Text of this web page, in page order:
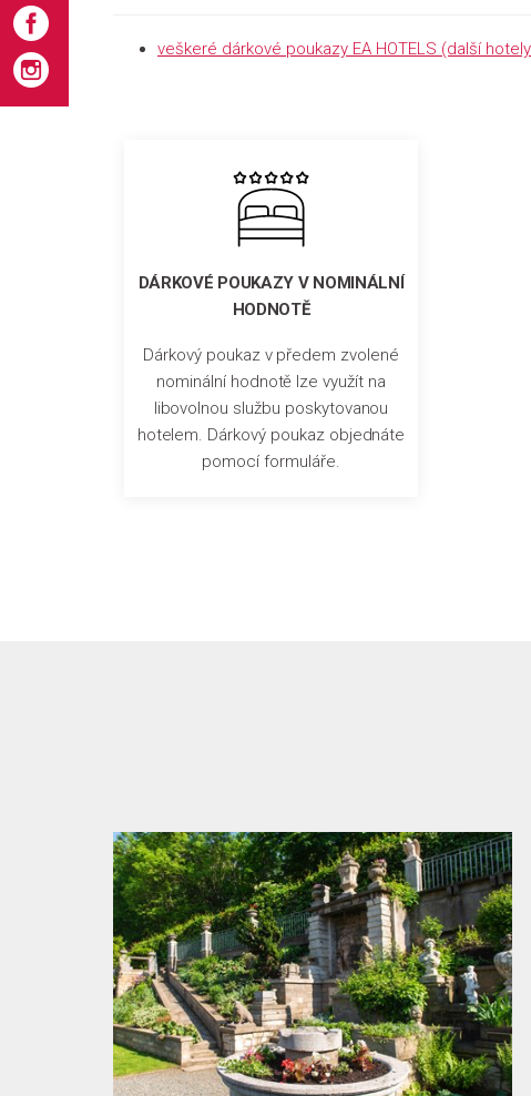
veškeré dárkové poukazy EA HOTELS (další
DÁRKOVÉ POUKAZY V NOMINÁLNÍ
HODNOTĚ
Dárkový poukaz v předem zvolené
nominální hodnotě lze využít na
libovolnou službu poskytovanou
hotelem. Dárkový poukaz objednáte
pomocí formuláře.